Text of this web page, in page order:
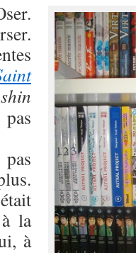
la
à